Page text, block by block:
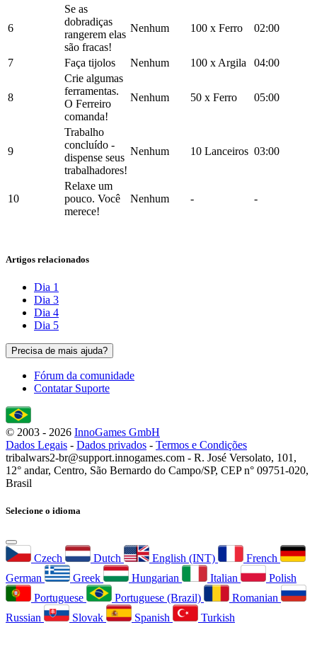
6
Se as
dobradiças
rangerem elas
são fracas!
Nenhum 100 x Ferro 02:00
7 Faça tijolos Nenhum 100 x Argila 04:00
8
Crie algumas
ferramentas.
O Ferreiro
comanda!
Nenhum 50 x Ferro 05:00
9
Trabalho
concluído -
dispense seus
trabalhadores!
Nenhum 10 Lanceiros 03:00
10
Relaxe um
pouco. Você
merece!
Nenhum - -
Artigos relacionados
Dia 1
Dia 3
Dia 4
Dia 5
Precisa de mais ajuda?
Fórum da comunidade
Contatar Suporte
© 2003 - 2026 InnoGames GmbH
Dados Legais - Dados privados - Termos e Condições
tribalwars2-br@support.innogames.com - R. José Versolato, 101,
12° andar, Centro, São Bernardo do Campo/SP, CEP n° 09751-020,
Brasil
Selecione o idioma
Czech Dutch English (INT)
French
German
Greek Hungarian Italian
Polish
Portuguese
Portuguese (Brazil)
Romanian
Russian
Slovak Spanish Turkish